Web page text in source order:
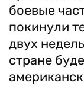
боевые
покинули
двух
стране